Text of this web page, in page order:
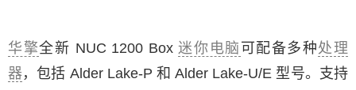
华擎全新 NUC 1200 Box迷你电脑 可配备多种处理
器，包括 Alder Lake-P 和 Alder Lake-U/E 型号。支持